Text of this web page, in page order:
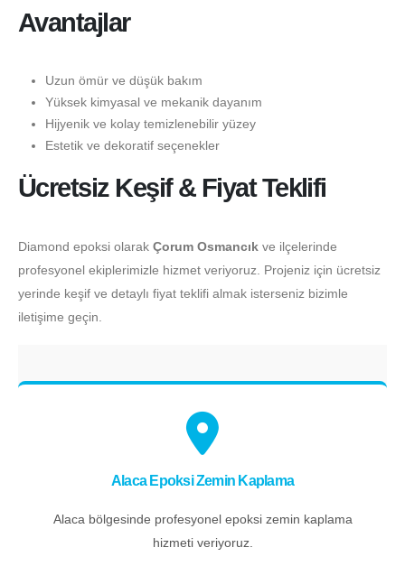
Avantajlar
Uzun ömür ve düşük bakım
Yüksek kimyasal ve mekanik dayanım
Hijyenik ve kolay temizlenebilir yüzey
Estetik ve dekoratif seçenekler
Ücretsiz Keşif & Fiyat Teklifi
Diamond epoksi olarak Çorum Osmancık ve ilçelerinde
profesyonel ekiplerimizle hizmet veriyoruz. Projeniz için ücretsiz
yerinde keşif ve detaylı fiyat teklifi almak isterseniz bizimle
iletişime geçin.
Alaca Epoksi Zemin Kaplama
Alaca bölgesinde profesyonel epoksi zemin kaplama
hizmeti veriyoruz.